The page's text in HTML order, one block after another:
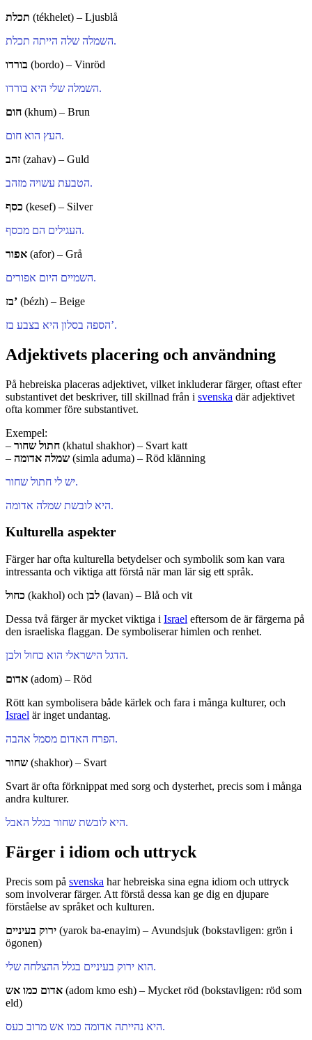
תכלת (tékhelet) – Ljusblå
השמלה שלה הייתה תכלת.
בורדו (bordo) – Vinröd
השמלה שלי היא בורדו.
חום (khum) – Brun
העץ הוא חום.
זהב (zahav) – Guld
הטבעת עשויה מזהב.
כסף (kesef) – Silver
העגילים הם מכסף.
אפור (afor) – Grå
השמיים היום אפורים.
בז’ (bézh) – Beige
הספה בסלון היא בצבע בז’.
Adjektivets placering och användning
På hebreiska placeras adjektivet, vilket inkluderar färger, oftast efter
substantivet det beskriver, till skillnad från i svenska där adjektivet
ofta kommer före substantivet.
Exempel:
– חתול שחור (khatul shakhor) – Svart katt
– שמלה אדומה (simla aduma) – Röd klänning
יש לי חתול שחור.
היא לובשת שמלה אדומה.
Kulturella aspekter
Färger har ofta kulturella betydelser och symbolik som kan vara
intressanta och viktiga att förstå när man lär sig ett språk.
כחול (kakhol) och לבן (lavan) – Blå och vit
Dessa två färger är mycket viktiga i Israel eftersom de är färgerna på
den israeliska flaggan. De symboliserar himlen och renhet.
הדגל הישראלי הוא כחול ולבן.
אדום (adom) – Röd
Rött kan symbolisera både kärlek och fara i många kulturer, och
Israel är inget undantag.
הפרח האדום מסמל אהבה.
שחור (shakhor) – Svart
Svart är ofta förknippat med sorg och dysterhet, precis som i många
andra kulturer.
היא לובשת שחור בגלל האבל.
Färger i idiom och uttryck
Precis som på svenska har hebreiska sina egna idiom och uttryck
som involverar färger. Att förstå dessa kan ge dig en djupare
förståelse av språket och kulturen.
ירוק בעיניים (yarok ba-enayim) – Avundsjuk (bokstavligen: grön i
ögonen)
הוא ירוק בעיניים בגלל ההצלחה שלי.
אדום כמו אש (adom kmo esh) – Mycket röd (bokstavligen: röd som
eld)
היא נהייתה אדומה כמו אש מרוב כעס.